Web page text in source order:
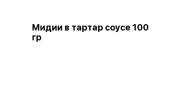
Мидии в тартар соусе 100
гр